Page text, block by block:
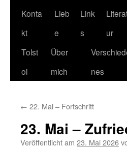
Konta
kt
Lieb
e
Link
s
ur
Tolst
oi
Über
mich
nes
← 22. Mai – Fortschritt
23. Mai –
Veröffentlicht am 23. Mai 2026